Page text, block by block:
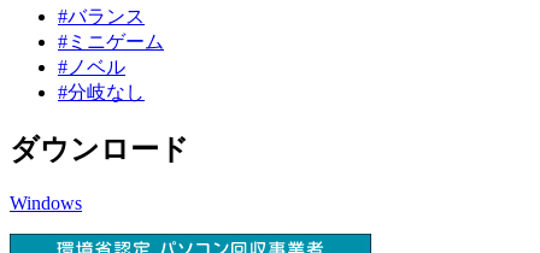
#バランス
#ミニゲーム
#ノベル
#分岐なし
ダウンロード
Windows